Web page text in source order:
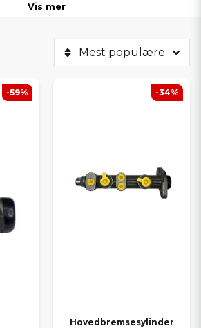
og tilbehør som kompletterer
er tilpasset for korrekt passform og
uansett årsmodell.
Vis mer
Mest populære
-59%
Hovedbremsesylinder
-34%